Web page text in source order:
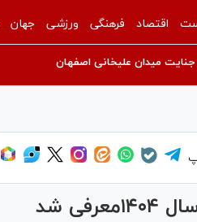
اقتصاد فرهنگی ورزشی جهان
میدان علیخانی اصفهان
شد